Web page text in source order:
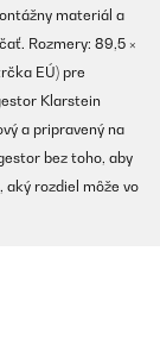
materiál a
Rozmery: 89,5 ×
EÚ) pre
Klarstein
a pripravený na
bez toho, aby
aký rozdiel môže vo